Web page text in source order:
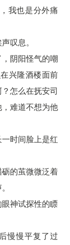
我也是分外痛
叹息。
阴阳怪气的嘲
兴隆酒楼面前
怎么在抚安司
难道不想为他
时间脸上是红
的茧微微泛着
神试探性的瞟
慢慢平复了过